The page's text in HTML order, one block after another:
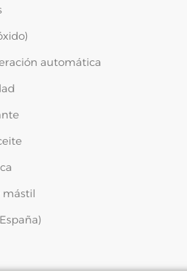
automática
mástil